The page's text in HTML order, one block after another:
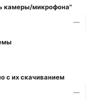
камеры/микрофона"
—
с их скачиванием
—